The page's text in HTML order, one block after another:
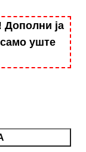
ја
уште